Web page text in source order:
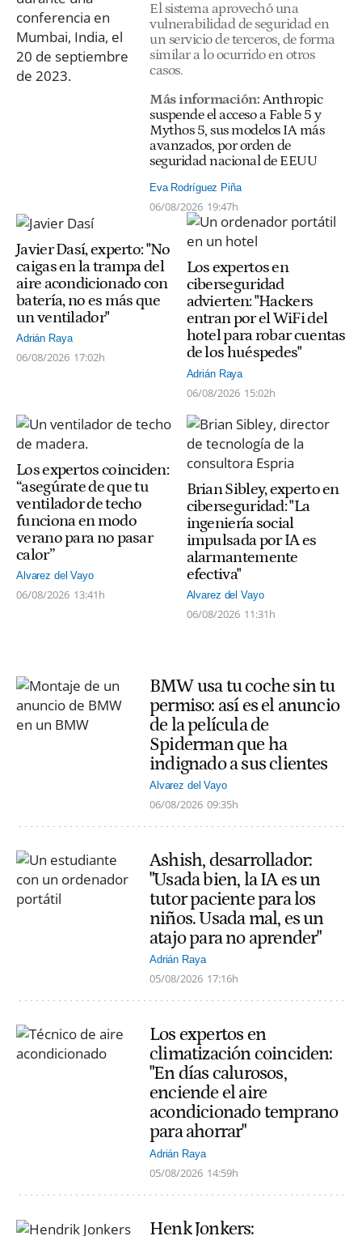
El sistema aprovechó una
vulnerabilidad de seguridad en
un servicio de terceros, de forma
similar a lo ocurrido en otros
casos.
Más información: Anthropic
suspende el acceso a Fable 5 y
Mythos 5, sus modelos IA más
avanzados, por orden de
seguridad nacional de EEUU
Eva Rodríguez Piña
06/08/2026 19:47h
Javier Dasí, experto: "No
caigas en la trampa del
aire acondicionado con
batería, no es más que
un ventilador"
Adrián Raya
06/08/2026 17:02h
Los expertos en
ciberseguridad
advierten: "Hackers
entran por el WiFi del
hotel para robar cuentas
de los huéspedes"
Adrián Raya
06/08/2026 15:02h
Los expertos coinciden:
“asegúrate de que tu
ventilador de techo
funciona en modo
verano para no pasar
calor”
Alvarez del Vayo
06/08/2026 13:41h
Brian Sibley, experto en
ciberseguridad: "La
ingeniería social
impulsada por IA es
alarmantemente
efectiva"
Alvarez del Vayo
06/08/2026 11:31h
BMW usa tu coche sin tu
permiso: así es el anuncio
de la película de
Spiderman que ha
indignado a sus clientes
Alvarez del Vayo
06/08/2026 09:35h
Ashish, desarrollador:
"Usada bien, la IA es un
tutor paciente para los
niños. Usada mal, es un
atajo para no aprender"
Adrián Raya
05/08/2026 17:16h
Los expertos en
climatización coinciden:
"En días calurosos,
enciende el aire
acondicionado temprano
para ahorrar"
Adrián Raya
05/08/2026 14:59h
Henk Jonkers: